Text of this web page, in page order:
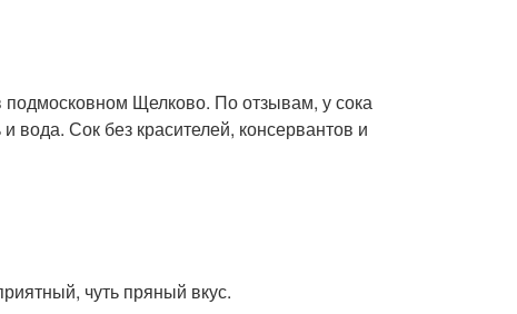
подмосковном Щелково. По отзывам, у сока
Сок без красителей, консервантов и
чуть пряный вкус.